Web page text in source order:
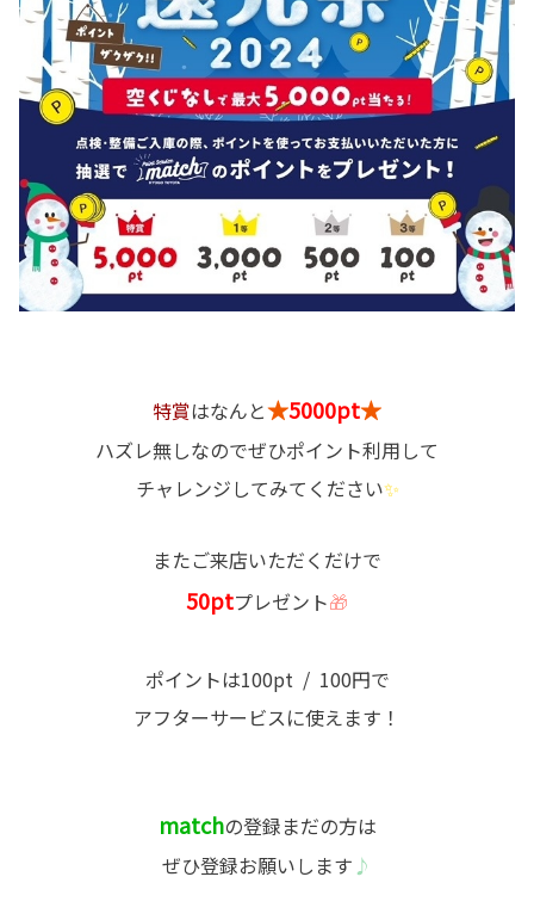
特賞はなんと★5000pt★
ハズレ無しなのでぜひポイント利用して
チャレンジしてみてください✨
またご来店いただくだけで
50ptプレゼント🎁
ポイントは100pt / 100円で
アフターサービスに使えます！
matchの登録まだの方は
ぜひ登録お願いします ♪